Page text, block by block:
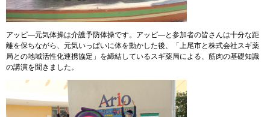
アッピ―元気体操は介護予防体操です。アッピ―と参加者の皆さんは十分な距
離を保ちながら、元気いっぱいに体を動かした後、「上尾市と株式会社スギ薬
局との地域活性化連携協定」を締結しているスギ薬局による、筋肉の基礎知識
の講演を聞きました。